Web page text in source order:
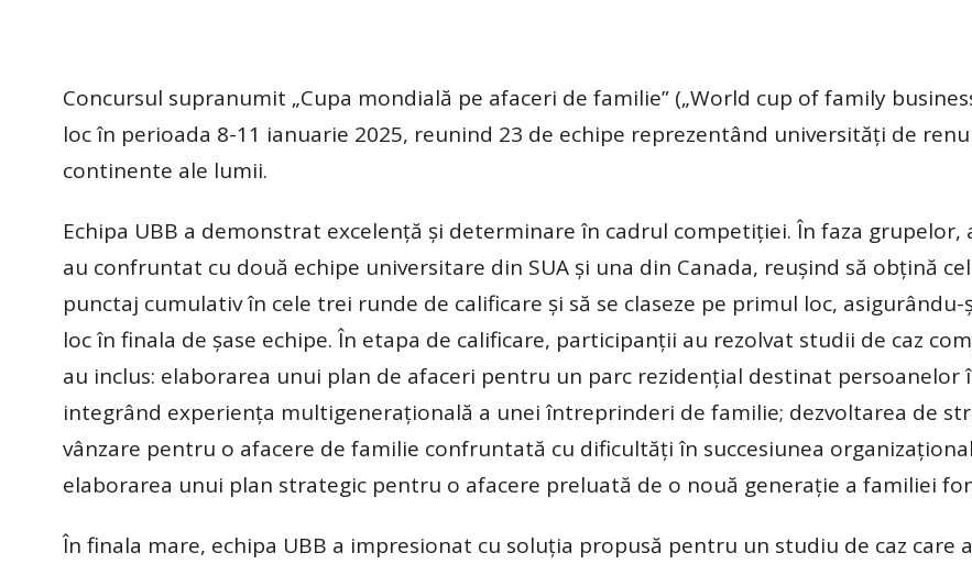
Concursul supranumit „Cupa mondială pe afaceri de familie” („World cup of family
loc în perioada 8-11 ianuarie 2025, reunind 23 de echipe reprezentând universități de
continente ale lumii.
Echipa UBB a demonstrat excelență și determinare în cadrul competiției. În faza grupelor,
au confruntat cu două echipe universitare din SUA și una din Canada, reușind să obțină
punctaj cumulativ în cele trei runde de calificare și să se claseze pe primul loc,
loc în finala de șase echipe. În etapa de calificare, participanții au rezolvat studii de caz
au inclus: elaborarea unui plan de afaceri pentru un parc rezidențial destinat persoanelor
integrând experiența multigenerațională a unei întreprinderi de familie; dezvoltarea de
vânzare pentru o afacere de familie confruntată cu dificultăți în succesiunea
elaborarea unui plan strategic pentru o afacere preluată de o nouă generație a familiei
În finala mare, echipa UBB a impresionat cu soluția propusă pentru un studiu de caz care